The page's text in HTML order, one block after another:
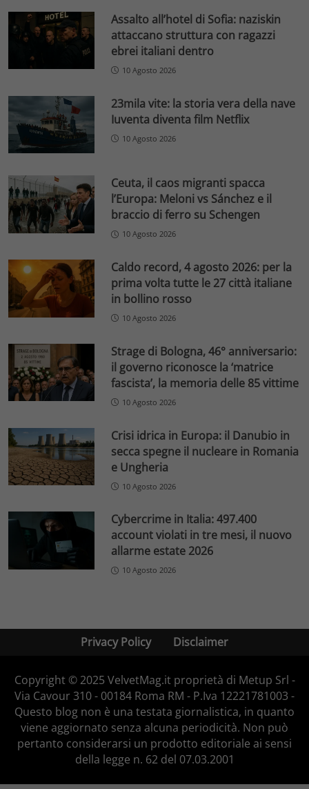
Assalto all’hotel di Sofia: naziskin
attaccano struttura con ragazzi
ebrei italiani dentro
10 Agosto 2026
23mila vite: la storia vera della nave
Iuventa diventa film Netflix
10 Agosto 2026
Ceuta, il caos migranti spacca
l’Europa: Meloni vs Sánchez e il
braccio di ferro su Schengen
10 Agosto 2026
Caldo record, 4 agosto 2026: per la
prima volta tutte le 27 città italiane
in bollino rosso
10 Agosto 2026
Strage di Bologna, 46° anniversario:
il governo riconosce la ‘matrice
fascista’, la memoria delle 85 vittime
10 Agosto 2026
Crisi idrica in Europa: il Danubio in
secca spegne il nucleare in Romania
e Ungheria
10 Agosto 2026
Cybercrime in Italia: 497.400
account violati in tre mesi, il nuovo
allarme estate 2026
10 Agosto 2026
Privacy Policy Disclaimer
Copyright © 2025 VelvetMag.it proprietà di Metup Srl -
Via Cavour 310 - 00184 Roma RM - P.Iva 12221781003 -
Questo blog non è una testata giornalistica, in quanto
viene aggiornato senza alcuna periodicità. Non può
pertanto considerarsi un prodotto editoriale ai sensi
della legge n. 62 del 07.03.2001